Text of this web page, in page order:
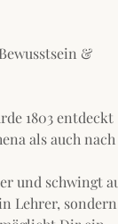
&
1803 entdeckt
als auch nach
und schwingt
Lehrer, sondern